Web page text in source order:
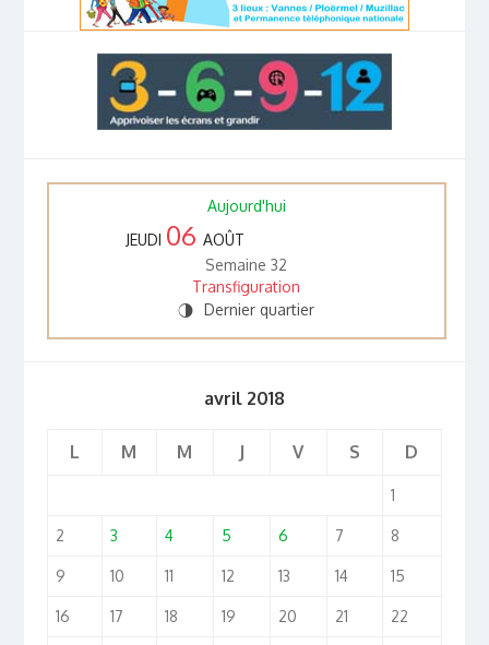
Aujourd'hui
JEUDI 06 AOÛT
Semaine 32
Transfiguration
T Dernier quartier
avril 2018
L M M J V S D
1
2 3 4 5 6 7 8
9 10 11 12 13 14 15
16 17 18 19 20 21 22